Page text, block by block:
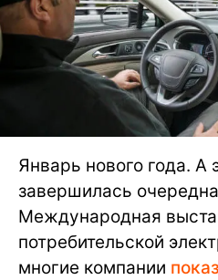
Январь нового года. А
завершилась
Международная
потребительской
многие компании